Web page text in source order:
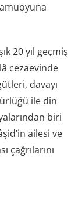
20 yıl geçmiş
cezaevinde
davayı
ile din
biri
ailesi ve
çağrılarını